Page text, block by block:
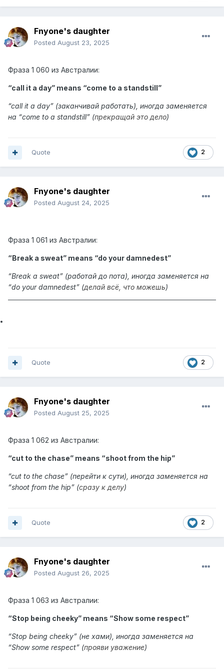
Fnyone's daughter
Posted August 23, 2025
Фраза 1 060 из Австралии:
“call it a day” means “come to a standstill”
“call it a day” (заканчивай работать), иногда заменяется
на “come to a standstill” (прекращай это дело)
2
Quote
Fnyone's daughter
Posted August 24, 2025
Фраза 1 061 из Австралии:
“Break a sweat” means “do your damnedest”
“Break a sweat” (работай до пота), иногда заменяется на
“do your damnedest” (делай всё, что можешь)
2
Quote
Fnyone's daughter
Posted August 25, 2025
Фраза 1 062 из Австралии:
“cut to the chase” means “shoot from the hip”
“cut to the chase” (перейти к сути), иногда заменяется на
“shoot from the hip” (сразу к делу)
2
Quote
Fnyone's daughter
Posted August 26, 2025
Фраза 1 063 из Австралии:
“Stop being cheeky” means “Show some respect”
“Stop being cheeky” (не хами), иногда заменяется на
“Show some respect” (прояви уважение)